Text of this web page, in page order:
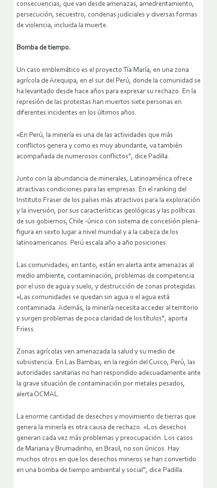
consecuencias, que van desde amenazas, amedrentamiento,
persecución, secuestro, condenas judiciales y diversas formas
de violencia, incluida la muerte.
Bomba de tiempo.
Un caso emblemático es el proyecto Tía María, en una zona
agrícola de Arequipa, en el sur del Perú, donde la comunidad se
ha levantado desde hace años para expresar su rechazo. En la
represión de las protestas han muertos siete personas en
diferentes incidentes en los últimos años.
«En Perú, la minería es una de las actividades que más
conflictos genera y como es muy abundante, va también
acompañada de numerosos conflictos”, dice Padilla.
Junto con la abundancia de minerales, Latinoamérica ofrece
atractivas condiciones para las empresas. En el ranking del
Instituto Fraser de los países más atractivos para la exploración
y la inversión, por sus características geológicas y las políticas
de sus gobiernos, Chile -único con sistema de concesión plena-
figura en sexto lugar a nivel mundial y a la cabeza de los
latinoamericanos. Perú escala año a año posiciones.
Las comunidades, en tanto, están en alerta ante amenazas al
medio ambiente, contaminación, problemas de competencia
por el uso de agua y suelo, y destrucción de zonas protegidas.
«Las comunidades se quedan sin agua o el agua está
contaminada. Además, la minería necesita acceder al territorio
y surgen problemas de poca claridad de los títulos”, aporta
Friess.
Zonas agrícolas ven amenazada la salud y su medio de
subsistencia. En Las Bambas, en la región del Cusco, Perú, las
autoridades sanitarias no han respondido adecuadamente ante
la grave situación de contaminación por metales pesados,
alerta OCMAL.
La enorme cantidad de desechos y movimiento de tierras que
genera la minería es otra causa de rechazo. «Los desechos
generan cada vez más problemas y preocupación. Los casos
de Mariana y Brumadinho, en Brasil, no son únicos. Hay
muchos otros en que los desechos mineros se han convertido
en una bomba de tiempo ambiental y social”, dice Padilla.